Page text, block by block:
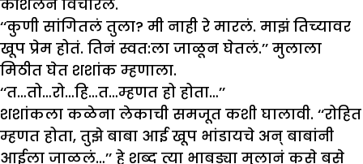
कौशलनं विचारलं.
‘‘कुणी सांगितलं तुला? मी नाही रे मारलं. माझं तिच्यावर
खूप प्रेम होतं. तिनं स्वत:ला जाळून घेतलं.’’ मुलाला
मिठीत घेत शशांक म्हणाला.
‘‘त…तो…रो…हि…त…म्हणत हो होता…’’
शशांकला कळेना लेकाची समजूत कशी घालावी. ‘‘रोहित
म्हणत होता, तुझे बाबा आई खूप भांडायचे अन् बाबांनी
आईला जाळलं…’’ हे शब्द त्या भाबड्या मुलानं कसे बसे